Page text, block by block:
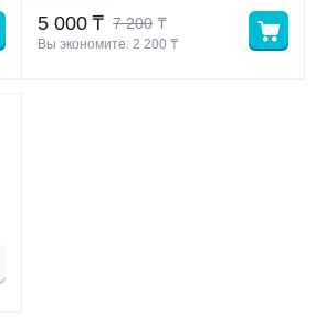
7 200 ₸
5 000 ₸
Вы экономите: 2 200 ₸